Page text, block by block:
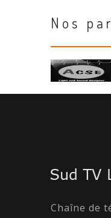
Nos
Chaîne de